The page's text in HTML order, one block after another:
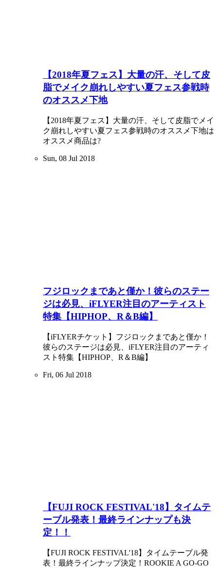
【2018年夏フェス】大量の汗、そして皮
脂でメイク崩れしやすい夏フェス参戦時
のオススメ下地
【2018年夏フェス】大量の汗、そして皮脂でメイ
ク崩れしやすい夏フェス参戦時のオススメ下地は
オススメ商品は?
Sun, 08 Jul 2018
フジロックまであと僅か！彼らのステー
ジは必見、iFLYER注目のアーティスト
特集【HIPHOP、R＆B編】
【iFLYERチケット】フジロックまであと僅か！
彼らのステージは必見、iFLYER注目のアーティ
スト特集【HIPHOP、R＆B編】
Fri, 06 Jul 2018
【FUJI ROCK FESTIVAL'18】タイムテ
ーブル発表！最終ラインナップも決
定！！
【FUJI ROCK FESTIVAL'18】タイムテーブル発
表！最終ラインナップ決定！ROOKIE A GO-GO